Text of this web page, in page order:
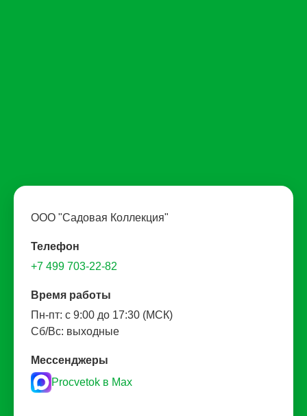
ООО "Садовая Коллекция"
Телефон
+7 499 703-22-82
Время работы
Пн-пт: с 9:00 до 17:30 (МСК)
Сб/Вс: выходные
Мессенджеры
Procvetok в Max